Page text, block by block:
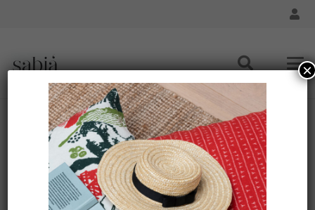
Nappe de table lin – Motif SABIÁ
Accueil /Maison - Nappe de Table/ Nappe de table lin –
Motif SABIÁ
×